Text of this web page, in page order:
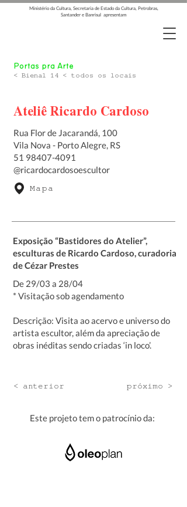
Ministério da Cultura, Secretaria de Estado da Cultura, Petrobras,
Santander e Banrisul apresentam
< Bienal 14 < todos os locais
Portas pra Arte
Ateliê Ricardo Cardoso
Rua Flor de Jacarandá, 100
Vila Nova - Porto Alegre, RS
51 98407-4091
@ricardocardosoescultor
Mapa
Exposição “Bastidores do Atelier”,
esculturas de Ricardo Cardoso, curadoria
de Cézar Prestes
De 29/03 a 28/04
* Visitação sob agendamento
Descrição: Visita ao acervo e universo do
artista escultor, além da apreciação de
obras inéditas sendo criadas ‘in loco’.
< anterior próximo >
Este projeto tem o patrocínio da: